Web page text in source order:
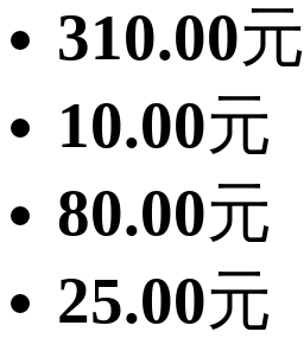
310.00元
10.00元
80.00元
25.00元